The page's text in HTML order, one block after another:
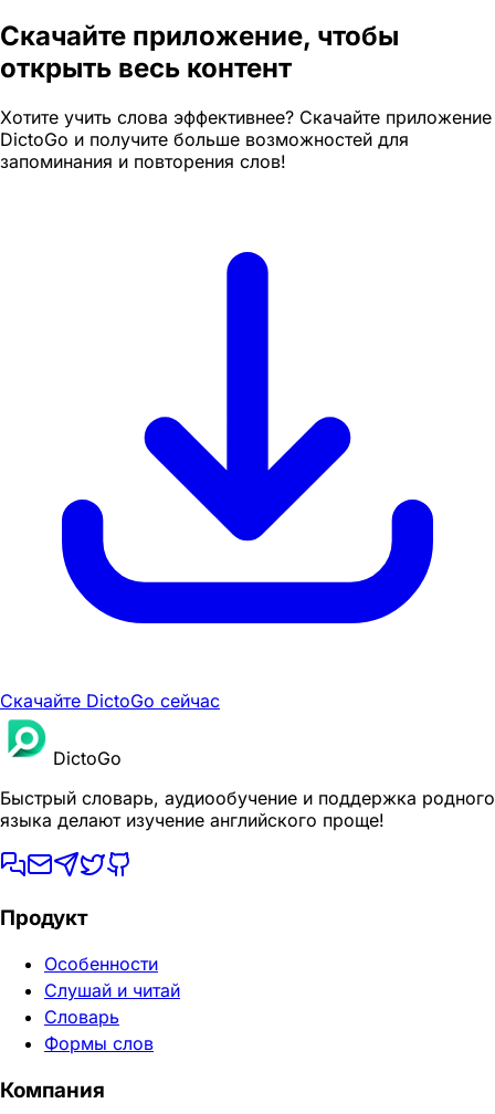
Скачайте приложение, чтобы
открыть весь контент
Хотите учить слова эффективнее? Скачайте приложение
DictoGo и получите больше возможностей для
запоминания и повторения слов!
Скачайте DictoGo сейчас
DictoGo
Быстрый словарь, аудиообучение и поддержка родного
языка делают изучение английского проще!
Продукт
Особенности
Слушай и читай
Словарь
Формы слов
Компания